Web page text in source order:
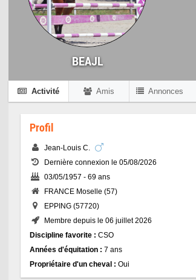
BEAJL
Activité Amis Annonces
Profil
Jean-Louis C.
Dernière connexion le 05/08/2026
03/05/1957 - 69 ans
FRANCE Moselle (57)
EPPING (57720)
Membre depuis le 06 juillet 2026
Discipline favorite : CSO
Années d'équitation : 7 ans
Propriétaire d'un cheval : Oui